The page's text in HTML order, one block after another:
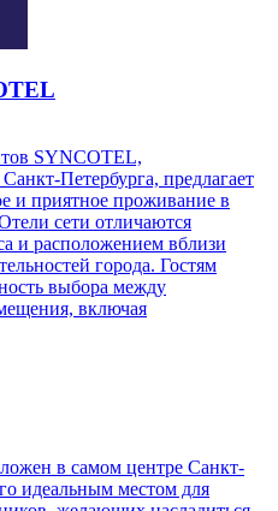
SYNCOTEL,
Петербурга, предлагает
и приятное проживание в
сети отличаются
и расположением вблизи
города. Гостям
выбора между
включая
в самом центре Санкт-
идеальным местом для